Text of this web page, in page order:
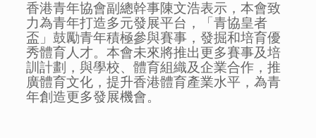
香港青年協會副總幹事陳文浩表示，本會致
力為青年打造多元發展平台，「青協皇者
盃」鼓勵青年積極參與賽事，發掘和培育優
秀體育人才。本會未來將推出更多賽事及培
訓計劃，與學校、體育組織及企業合作，推
廣體育文化，提升香港體育產業水平，為青
年創造更多發展機會。